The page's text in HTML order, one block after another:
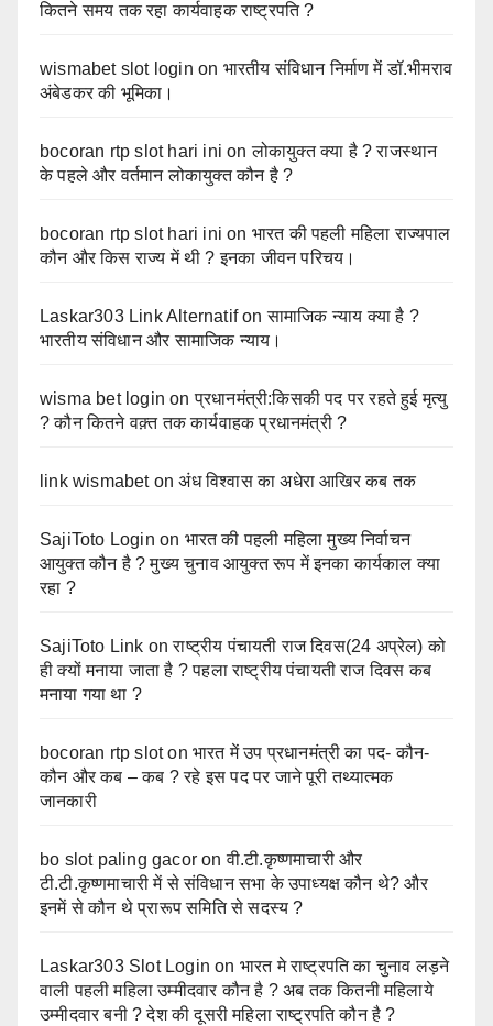
कितने समय तक रहा कार्यवाहक राष्ट्रपति ?
wismabet slot login on भारतीय संविधान निर्माण में डॉ.भीमराव
अंबेडकर की भूमिका।
bocoran rtp slot hari ini onलोकायुक्त क्या है ? राजस्थान
के पहले और वर्तमान लोकायुक्त कौन है ?
bocoran rtp slot hari ini on भारत की पहली महिला राज्यपाल
कौन और किस राज्य में थी ? इनका जीवन परिचय।
Laskar303 Link Alternatifonसामाजिक न्याय क्या है ?
भारतीय संविधान और सामाजिक न्याय।
wisma bet login onप्रधानमंत्री:किसकी पद पर रहते हुई मृत्यु
? कौन कितने वक़्त तक कार्यवाहक प्रधानमंत्री ?
link wismabetonअंध विश्वास का अधेरा आखिर कब तक
SajiToto Login on भारत की पहली महिला मुख्य निर्वाचन
आयुक्त कौन है ? मुख्य चुनाव आयुक्त रूप में इनका कार्यकाल क्या
रहा ?
SajiToto Link onराष्ट्रीय पंचायती राज दिवस(24 अप्रेल) को
ही क्यों मनाया जाता है ? पहला राष्ट्रीय पंचायती राज दिवस कब
मनाया गया था ?
bocoran rtp slotonभारत में उप प्रधानमंत्री का पद- कौन-
कौन और कब – कब ? रहे इस पद पर जाने पूरी तथ्यात्मक
जानकारी
bo slot paling gacor onवी.टी.कृष्णमाचारी और
टी.टी.कृष्णमाचारी में से संविधान सभा के उपाध्यक्ष कौन थे? और
इनमें से कौन थे प्रारूप समिति से सदस्य ?
Laskar303 Slot Login on भारत मे राष्ट्रपति का चुनाव लड़ने
वाली पहली महिला उम्मीदवार कौन है ? अब तक कितनी महिलाये
उम्मीदवार बनी ? देश की दूसरी महिला राष्ट्रपति कौन है ?